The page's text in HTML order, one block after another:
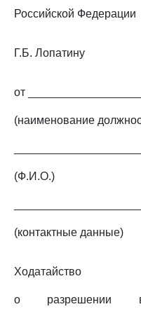
Российской Федерации
Г.Б. Лопатину
от
(наименование
(Ф.И.О.)
(контактные данные)
Ходатайство
о разрешении